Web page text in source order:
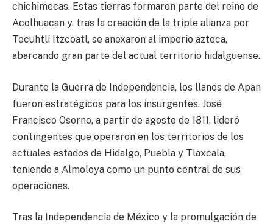
chichimecas. Estas tierras formaron parte del reino de
Acolhuacan y, tras la creación de la triple alianza por
Tecuhtli Itzcoatl, se anexaron al imperio azteca,
abarcando gran parte del actual territorio hidalguense.
Durante la Guerra de Independencia, los llanos de Apan
fueron estratégicos para los insurgentes. José
Francisco Osorno, a partir de agosto de 1811, lideró
contingentes que operaron en los territorios de los
actuales estados de Hidalgo, Puebla y Tlaxcala,
teniendo a Almoloya como un punto central de sus
operaciones.
Tras la Independencia de México y la promulgación de